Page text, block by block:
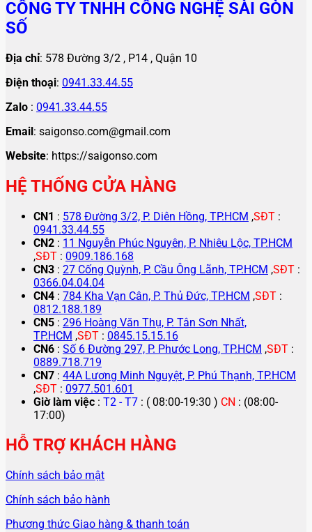
CÔNG TY TNHH CÔNG NGHỆ SÀI GÒN
SỐ
Địa chỉ: 578 Đường 3/2 , P14 , Quận 10
Điện thoại: 0941.33.44.55
Zalo : 0941.33.44.55
Email: saigonso.com@gmail.com
Website: https://saigonso.com
HỆ THỐNG CỬA HÀNG
CN1 : 578 Đường 3/2, P. Diên Hồng, TP.HCM ,SĐT :
0941.33.44.55
CN2 : 11 Nguyễn Phúc Nguyên, P. Nhiêu Lộc, TP.HCM
,SĐT : 0909.186.168
CN3 : 27 Cống Quỳnh, P. Cầu Ông Lãnh, TP.HCM ,SĐT :
0366.04.04.04
CN4 : 784 Kha Vạn Cân, P. Thủ Đức, TP.HCM ,SĐT :
0812.188.189
CN5 : 296 Hoàng Văn Thụ, P. Tân Sơn Nhất,
TP.HCM ,SĐT : 0845.15.15.16
CN6 : Số 6 Đường 297, P. Phước Long, TP.HCM ,SĐT :
0889.718.719
CN7 : 44A Lương Minh Nguyệt, P. Phú Thạnh, TP.HCM
,SĐT : 0977.501.601
Giờ làm việc : T2 - T7 : ( 08:00-19:30 ) CN : (08:00-
17:00)
HỖ TRỢ KHÁCH HÀNG
Chính sách bảo mật
Chính sách bảo hành
Phương thức Giao hàng & thanh toán